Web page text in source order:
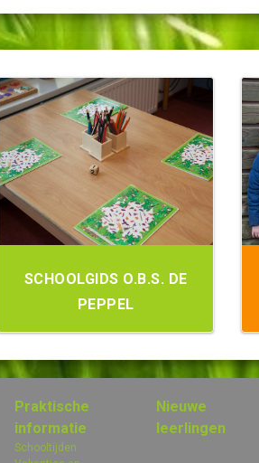
SCHOOLGIDS O.B.S. DE
PEPPEL
Praktische
informatie
Schooltijden
Nieuwe
leerlingen